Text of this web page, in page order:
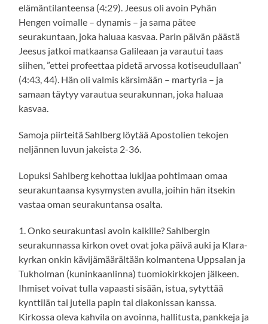
elämäntilanteensa (4:29). Jeesus oli avoin Pyhän
Hengen voimalle – dynamis – ja sama pätee
seurakuntaan, joka haluaa kasvaa. Parin päivän päästä
Jeesus jatkoi matkaansa Galileaan ja varautui taas
siihen, ”ettei profeettaa pidetä arvossa kotiseudullaan”
(4:43, 44). Hän oli valmis kärsimään – martyria – ja
samaan täytyy varautua seurakunnan, joka haluaa
kasvaa.
Samoja piirteitä Sahlberg löytää Apostolien tekojen
neljännen luvun jakeista 2-36.
Lopuksi Sahlberg kehottaa lukijaa pohtimaan omaa
seurakuntaansa kysymysten avulla, joihin hän itsekin
vastaa oman seurakuntansa osalta.
1. Onko seurakuntasi avoin kaikille? Sahlbergin
seurakunnassa kirkon ovet ovat joka päivä auki ja Klara-
kyrkan onkin kävijämäärältään kolmantena Uppsalan ja
Tukholman (kuninkaanlinna) tuomiokirkkojen jälkeen.
Ihmiset voivat tulla vapaasti sisään, istua, sytyttää
kynttilän tai jutella papin tai diakonissan kanssa.
Kirkossa oleva kahvila on avoinna, hallitusta, pankkeja ja